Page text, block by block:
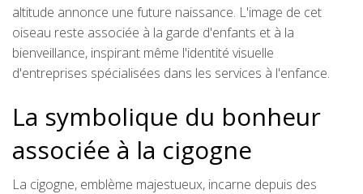
altitude annonce une future naissance. L'image de cet
oiseau reste associée à la garde d'enfants et à la
bienveillance, inspirant même l'identité visuelle
d'entreprises spécialisées dans les services à l'enfance.
La symbolique du bonheur
associée à la cigogne
La cigogne, emblème majestueux, incarne depuis des